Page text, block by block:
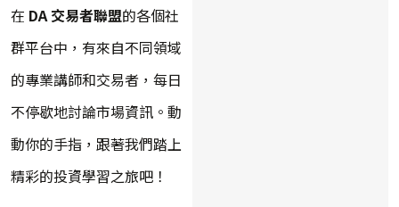
在 DA 交易者聯盟的各個社
群平台中，有來自不同領域
的專業講師和交易者，每日
不停歇地討論市場資訊。動
動你的手指，跟著我們踏上
精彩的投資學習之旅吧！